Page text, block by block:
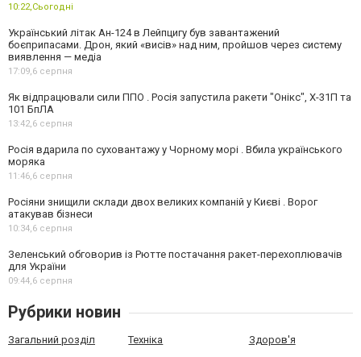
10:22, Сьогодні
Український літак Ан-124 в Лейпцигу був завантажений
боєприпасами. Дрон, який «висів» над ним, пройшов через систему
виявлення — медіа
17:09, 6 серпня
Як відпрацювали сили ППО . Росія запустила ракети "Онікс", Х-31П та
101 БпЛА
13:42, 6 серпня
Росія вдарила по суховантажу у Чорному морі . Вбила українського
моряка
11:46, 6 серпня
Росіяни знищили склади двох великих компаній у Києві . Ворог
атакував бізнеси
10:34, 6 серпня
Зеленський обговорив із Рютте постачання ракет-перехоплювачів
для України
09:44, 6 серпня
Рубрики новин
Загальний розділ Техніка Здоров'я